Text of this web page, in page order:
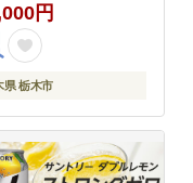
本数選べる おすす
木 梓の森工場製
円
県 栃木市